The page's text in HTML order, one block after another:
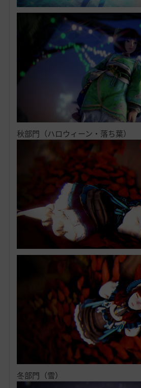
秋部門（ハロウィーン・落ち葉）
冬部門（雪）